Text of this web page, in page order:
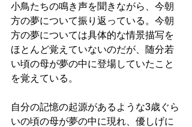
小鳥たちの鳴き声を聞きながら、今朝
方の夢について振り返っている。今朝
方の夢については具体的な情景描写を
ほとんど覚えていないのだが、随分若
い頃の母が夢の中に登場していたこと
を覚えている。
自分の記憶の起源があるような3歳ぐら
いの頃の母が夢の中に現れ、優しげに